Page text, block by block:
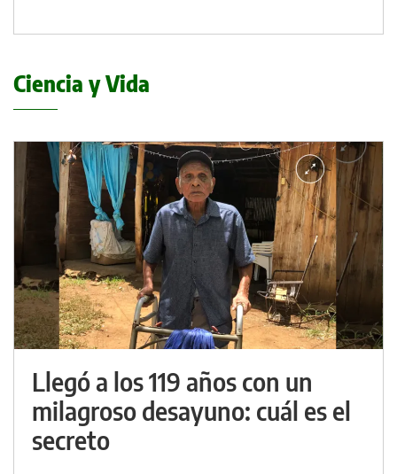
Ciencia y Vida
Llegó a los 119 años con un
milagroso desayuno: cuál es el
secreto